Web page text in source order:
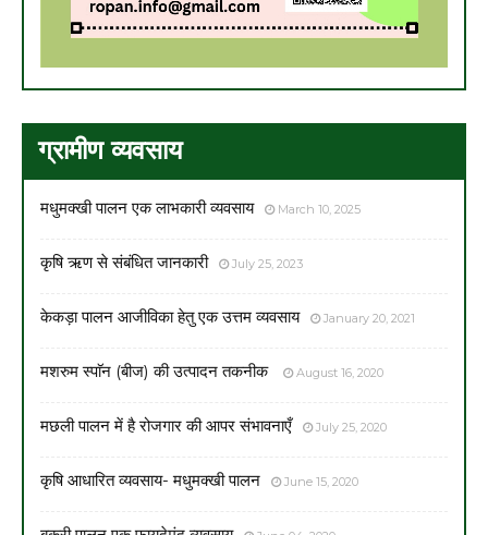
ग्रामीण व्यवसाय
मधुमक्खी पालन एक लाभकारी व्यवसाय March 10, 2025
कृषि ऋण से संबंधित जानकारी July 25, 2023
केकड़ा पालन आजीविका हेतु एक उत्तम व्यवसाय January 20, 2021
मशरुम स्पाॅन (बीज) की उत्पादन तकनीक August 16, 2020
मछली पालन में है रोजगार की आपर संभावनाएँ July 25, 2020
कृषि आधारित व्यवसाय- मधुमक्खी पालन June 15, 2020